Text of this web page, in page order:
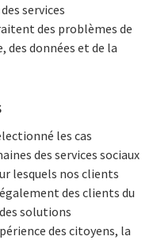
services
des problèmes de
des données et de la
les cas
des services sociaux
lesquels nos clients
des clients du
solutions
des citoyens, la